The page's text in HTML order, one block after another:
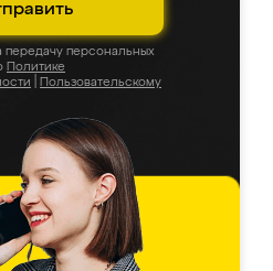
персональных
Политике
Пользовательскому